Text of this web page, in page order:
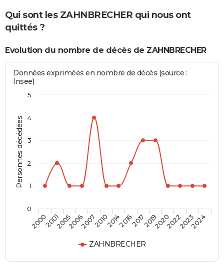
Qui sont les ZAHNBRECHER qui nous ont
quittés ?
Evolution du nombre de décès de ZAHNBRECHER
Personnes décédées
Données exprimées en nombre de décès (source :
Insee)
ZAHNBRECHER
20002001200520062007201020142016201720192020202220232024
0
1
2
3
4
5